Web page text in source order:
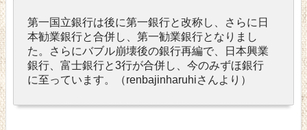
第一国立銀行は後に第一銀行と改称し、さらに日
本勧業銀行と合併し、第一勧業銀行となりまし
た。さらにバブル崩壊後の銀行再編で、日本興業
銀行、富士銀行と3行が合併し、今のみずほ銀行
に至っています。（renbajinharuhiさんより）